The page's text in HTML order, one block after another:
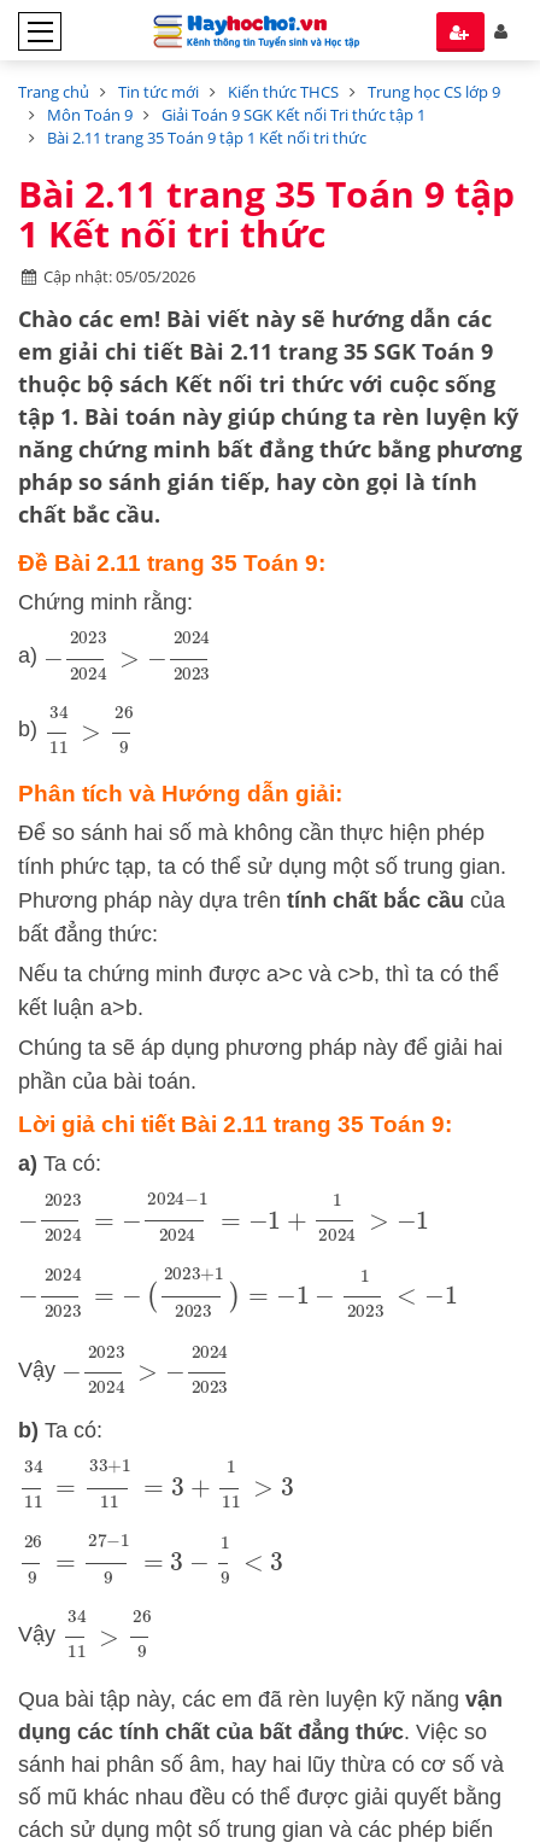
Trang chủ Tin tức mới Kiến thức THCS
Trung học CS lớp 9
Môn Toán 9
Giải Toán 9 SGK Kết nối Tri thức tập 1
Bài 2.11 trang 35 Toán 9 tập 1 Kết nối tri thức
Bài 2.11 trang 35 Toán 9 tập
1 Kết nối tri thức
Cập nhật: 05/05/2026
Chào các em! Bài viết này sẽ hướng dẫn các
em giải chi tiết Bài 2.11 trang 35 SGK Toán 9
thuộc bộ sách Kết nối tri thức với cuộc sống
tập 1. Bài toán này giúp chúng ta rèn luyện kỹ
năng chứng minh bất đẳng thức bằng phương
pháp so sánh gián tiếp, hay còn gọi là tính
chất bắc cầu.
Đề Bài 2.11 trang 35 Toán 9:
Chứng minh rằng:
a) 2023 2024>−2024
b) 34 11 26
Phân tích và Hướng dẫn giải:
Để so sánh hai số mà không cần thực hiện phép
tính phức tạp, ta có thể sử dụng một số trung gian.
Phương pháp này dựa trên tính chất bắc cầu của
bất đẳng thức:
Nếu ta chứng minh được a>c và c>b, thì ta có thể
kết luận a>b.
Chúng ta sẽ áp dụng phương pháp này để giải hai
phần của bài toán.
Lời giả chi tiết Bài 2.11 trang 35 Toán 9:
a) Ta có:
2023 2024=−2024 2024 = 1 2024
2024 =−(2023 2023 − 1 2023
Vậy 2023 2024>−2024
b) Ta có:
34 33+ = 3 111 3
26 27−1 3− 9<
Vậy 34 11 26
Qua bài tập này, các em đã rèn luyện kỹ năng vận
dụng các tính chất của bất đẳng thức. Việc so
sánh hai phân số âm, hay hai lũy thừa có cơ số và
số mũ khác nhau đều có thể được giải quyết bằng
cách sử dụng một số trung gian và các phép biến